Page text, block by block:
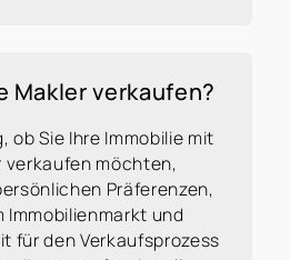
Makler verkaufen?
ob Sie Ihre Immobilie mit
verkaufen möchten,
Präferenzen,
Immobilienmarkt und
für den Verkaufsprozess